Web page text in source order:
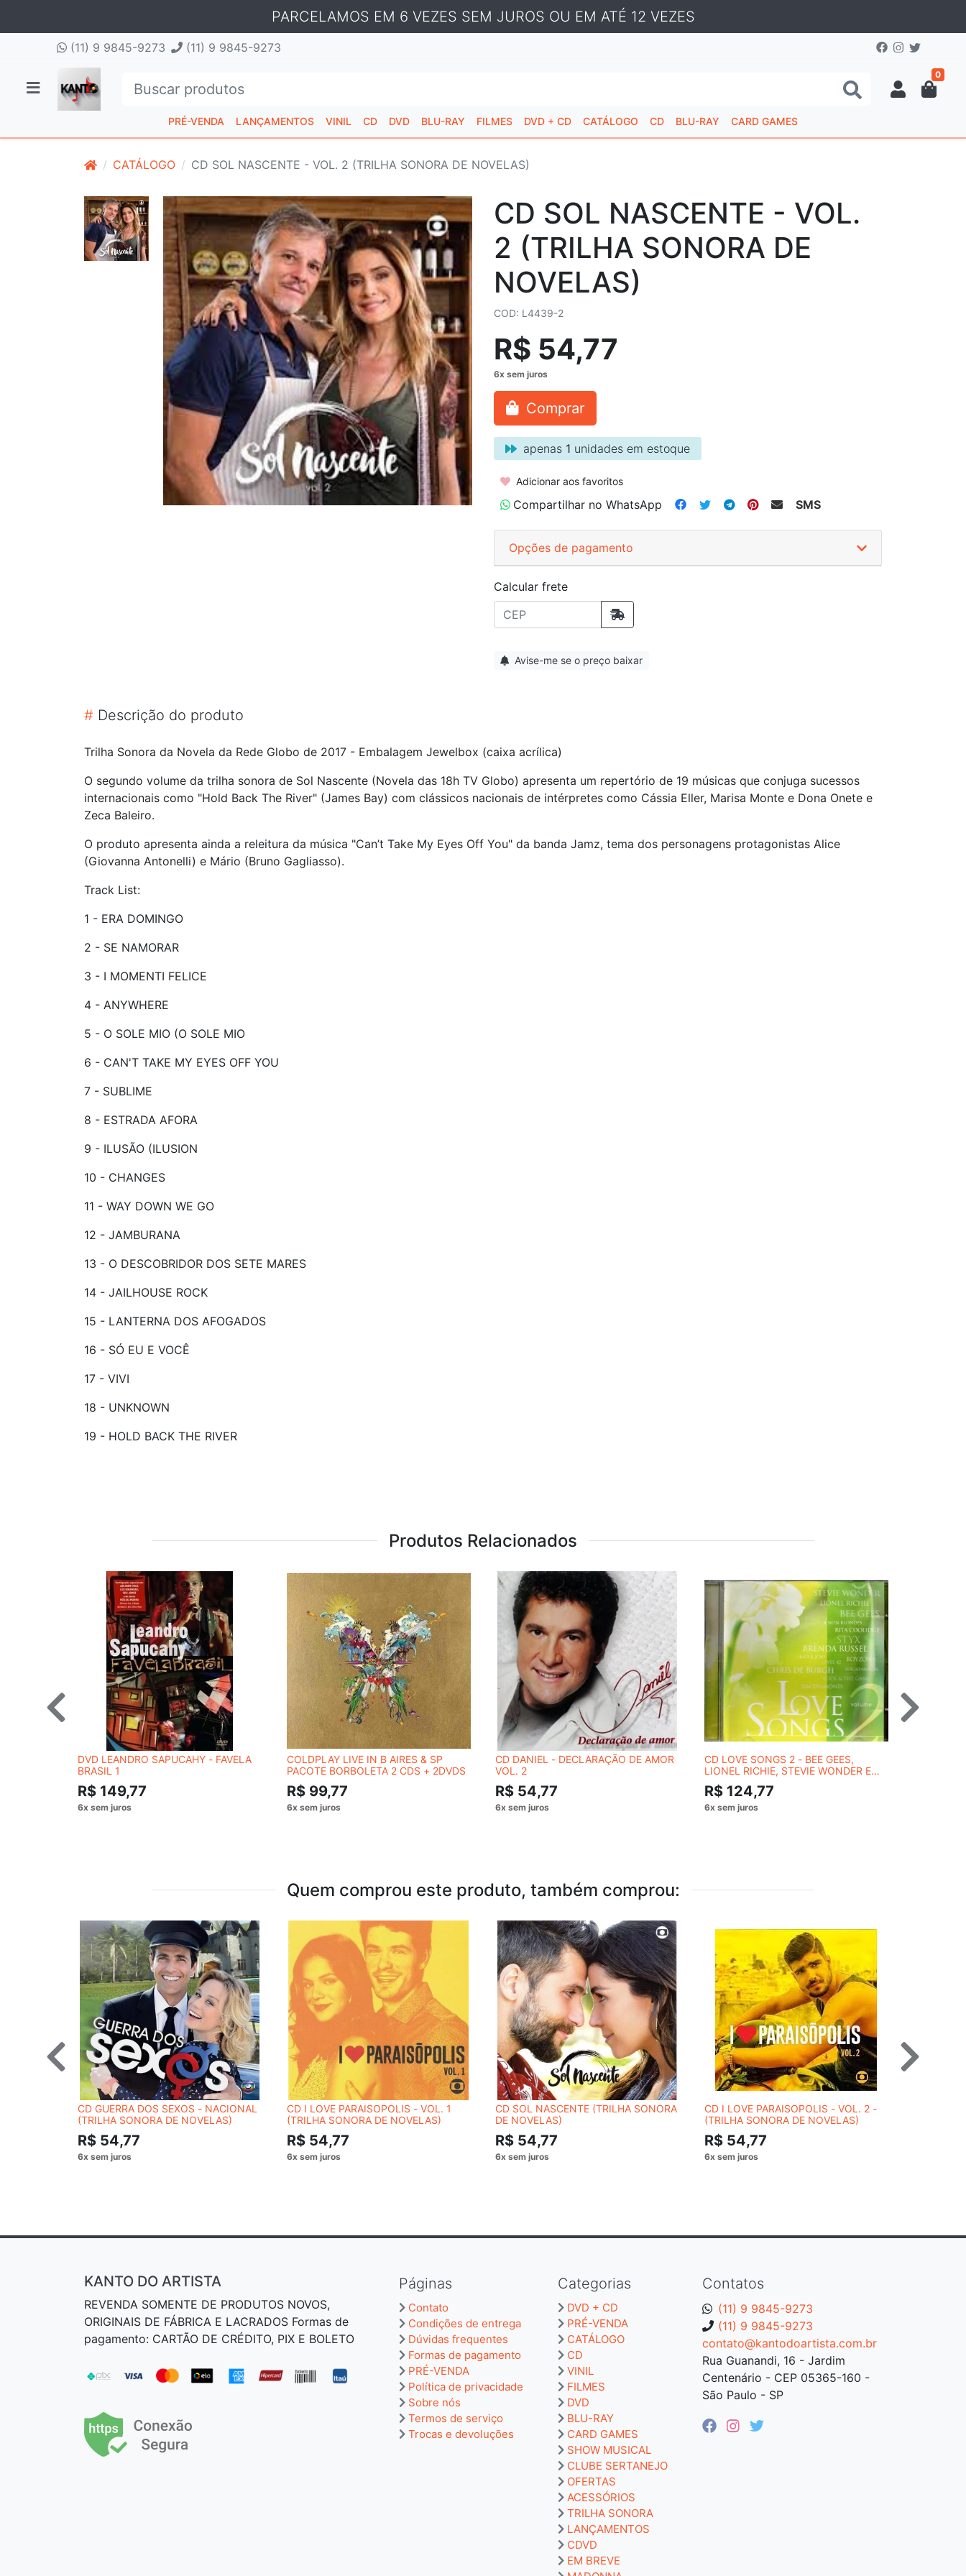
PARCELAMOS EM 6 VEZES SEM JUROS OU EM ATÉ 12 VEZES
(11) 9 9845-9273 (11) 9 9845-9273
0
PRÉ-VENDA LANÇAMENTOS VINIL CD DVD BLU-RAY FILMES DVD + CD CATÁLOGO CD BLU-RAY CARD GAMES
CATÁLOGO CD SOL NASCENTE - VOL. 2 (TRILHA SONORA DE NOVELAS)
CD SOL NASCENTE - VOL.
2 (TRILHA SONORA DE
NOVELAS)
COD: L4439-2
R$ 54,77
Comprar
apenas 1 unidades em estoque
Adicionar aos favoritos
Compartilhar no WhatsApp SMS
Opções de pagamento
Calcular frete
Avise-me se o preço baixar
# Descrição do produto
Trilha Sonora da Novela da Rede Globo de 2017 - Embalagem Jewelbox (caixa acrílica)
O segundo volume da trilha sonora de Sol Nascente (Novela das 18h TV Globo) apresenta um repertório de 19 músicas que conjuga sucessos
internacionais como "Hold Back The River" (James Bay) com clássicos nacionais de intérpretes como Cássia Eller, Marisa Monte e Dona Onete e
Zeca Baleiro.
O produto apresenta ainda a releitura da música "Can’t Take My Eyes Off You" da banda Jamz, tema dos personagens protagonistas Alice
(Giovanna Antonelli) e Mário (Bruno Gagliasso).
Track List:
1 - ERA DOMINGO
2 - SE NAMORAR
3 - I MOMENTI FELICE
4 - ANYWHERE
5 - O SOLE MIO (O SOLE MIO
6 - CAN'T TAKE MY EYES OFF YOU
7 - SUBLIME
8 - ESTRADA AFORA
9 - ILUSÃO (ILUSION
10 - CHANGES
11 - WAY DOWN WE GO
12 - JAMBURANA
13 - O DESCOBRIDOR DOS SETE MARES
14 - JAILHOUSE ROCK
15 - LANTERNA DOS AFOGADOS
16 - SÓ EU E VOCÊ
17 - VIVI
18 - UNKNOWN
19 - HOLD BACK THE RIVER
Produtos Relacionados
DVD LEANDRO SAPUCAHY - FAVELA
BRASIL 1
R$ 149,77
COLDPLAY LIVE IN B AIRES & SP
PACOTE BORBOLETA 2 CDS + 2DVDS
R$ 99,77
CD DANIEL - DECLARAÇÃO DE AMOR
VOL. 2
R$ 54,77
CD LOVE SONGS 2 - BEE GEES,
LIONEL RICHIE, STEVIE WONDER E
OUTROS
R$ 124,77
Quem comprou este produto, também comprou:
CD GUERRA DOS SEXOS - NACIONAL
(TRILHA SONORA DE NOVELAS)
R$ 54,77
CD I LOVE PARAISOPOLIS - VOL. 1
(TRILHA SONORA DE NOVELAS)
R$ 54,77
CD SOL NASCENTE (TRILHA SONORA
DE NOVELAS)
R$ 54,77
CD I LOVE PARAISOPOLIS - VOL. 2 -
(TRILHA SONORA DE NOVELAS)
R$ 54,77
Contatos
(11) 9 9845-9273
(11) 9 9845-9273
contato@kantodoartista.com.br
Rua Guanandi, 16 - Jardim
Centenário - CEP 05365-160 -
São Paulo - SP
Páginas
Contato
Condições de entrega
Dúvidas frequentes
Formas de pagamento
PRÉ-VENDA
Política de privacidade
Sobre nós
Termos de serviço
Trocas e devoluções
Categorias
DVD + CD
PRÉ-VENDA
CATÁLOGO
CD
VINIL
FILMES
DVD
BLU-RAY
CARD GAMES
SHOW MUSICAL
CLUBE SERTANEJO
OFERTAS
ACESSÓRIOS
TRILHA SONORA
LANÇAMENTOS
CDVD
EM BREVE
KANTO DO ARTISTA
REVENDA SOMENTE DE PRODUTOS NOVOS,
ORIGINAIS DE FÁBRICA E LACRADOS Formas de
pagamento: CARTÃO DE CRÉDITO, PIX E BOLETO